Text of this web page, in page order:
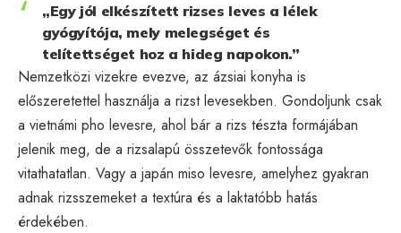
„Egy jól elkészített rizses leves a lélek
gyógyítója, mely melegséget és
telítettséget hoz a hideg napokon.”
Nemzetközi vizekre evezve, az ázsiai konyha is
előszeretettel használja a rizst levesekben. Gondoljunk csak
a vietnámi pho levesre, ahol bár a rizs tészta formájában
jelenik meg, de a rizsalapú összetevők fontossága
vitathatatlan. Vagy a japán miso levesre, amelyhez gyakran
adnak rizsszemeket a textúra és a laktatóbb hatás
érdekében.